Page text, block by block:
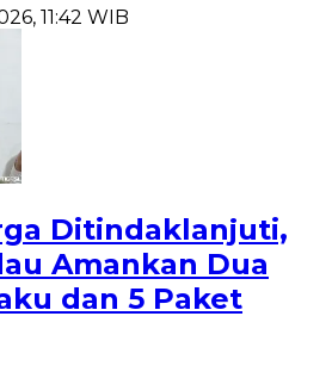
11:42 WIB
Ditindaklanjuti,
Amankan Dua
dan 5 Paket